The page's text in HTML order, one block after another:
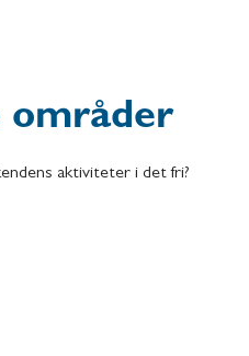
områder
aktiviteter i det fri?